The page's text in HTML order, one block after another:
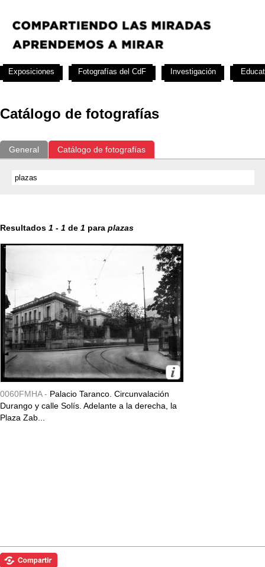
Catálogo de fotografías
General Catálogo de fotografías
Resultados 1 - 1 de 1 para plazas
0060FMHA - Palacio Taranco. Circunvalación
Durango y calle Solís. Adelante a la derecha, la
Plaza Zab...
Exposiciones Fotografías del CdF Investigación